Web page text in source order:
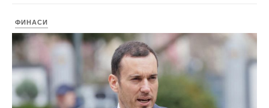
ФИНАСИ